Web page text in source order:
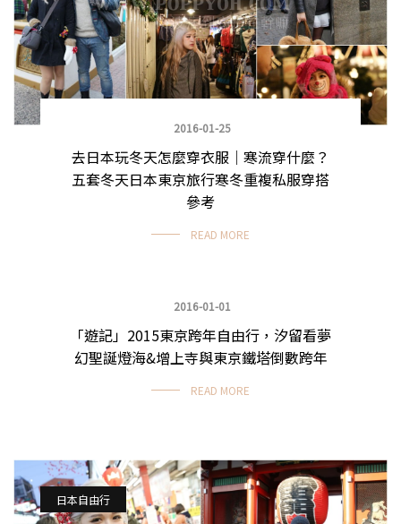
2016-01-25
去日本玩冬天怎麼穿衣服｜寒流穿什麼？
五套冬天日本東京旅行寒冬重複私服穿搭
參考
READ MORE
日本自由行
2016-01-01
「遊記」2015東京跨年自由行，汐留看夢
幻聖誕燈海&增上寺與東京鐵塔倒數跨年
READ MORE
日本自由行